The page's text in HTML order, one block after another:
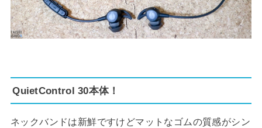
QuietControl 30本体！
ネックバンドは新鮮ですけどマットなゴムの質感がシン